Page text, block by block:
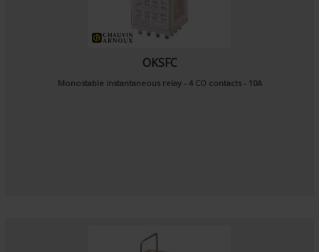
OKSFC
Monostable instantaneous relay - 4 CO contacts - 10A